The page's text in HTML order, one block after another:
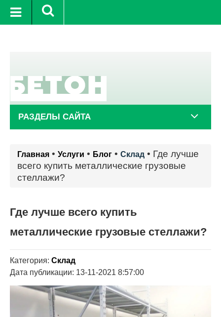
+21°C
РАЗДЕЛЫ САЙТА
Главная • Услуги • Блог • Склад • Где лучше
всего купить металлические грузовые
стеллажи?
Где лучше всего купить
металлические грузовые стеллажи?
Категория: Склад
Дата публикации: 13-11-2021 8:57:00